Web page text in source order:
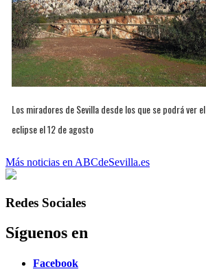
Los miradores de Sevilla desde los que se podrá ver el
eclipse el 12 de agosto
Más noticias en ABCdeSevilla.es
Redes Sociales
Síguenos en
Facebook